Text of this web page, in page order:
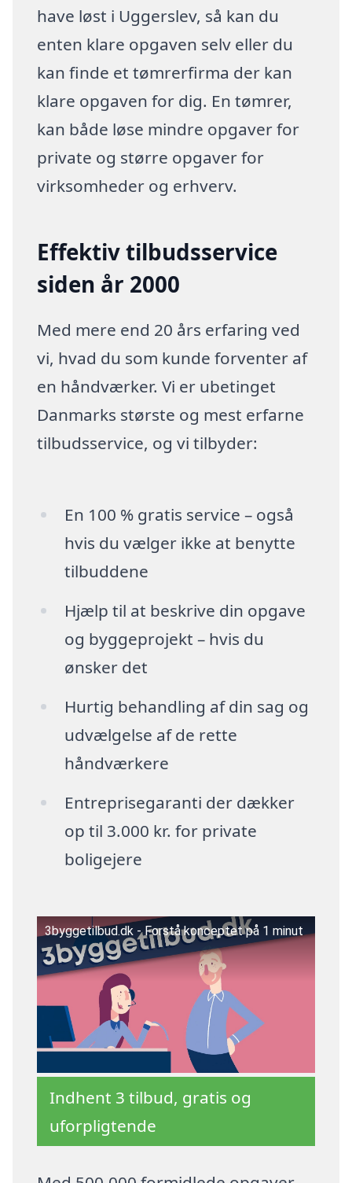
have løst i Uggerslev, så kan du
enten klare opgaven selv eller du
kan finde et tømrerfirma der kan
klare opgaven for dig. En tømrer,
kan både løse mindre opgaver for
private og større opgaver for
virksomheder og erhverv.
Effektiv tilbudsservice
siden år 2000
Med mere end 20 års erfaring ved
vi, hvad du som kunde forventer af
en håndværker. Vi er ubetinget
Danmarks største og mest erfarne
tilbudsservice, og vi tilbyder:
En 100 % gratis service – også
hvis du vælger ikke at benytte
tilbuddene
Hjælp til at beskrive din opgave
og byggeprojekt – hvis du
ønsker det
Hurtig behandling af din sag og
udvælgelse af de rette
håndværkere
Entreprisegaranti der dækker
op til 3.000 kr. for private
boligejere
3byggetilbud.dk - Forstå konceptet på 1 minut
Indhent 3 tilbud, gratis og
uforpligtende